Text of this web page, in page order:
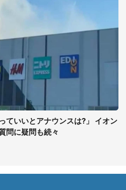
ていいとアナウンスは?」 イオン
問に疑問も続々